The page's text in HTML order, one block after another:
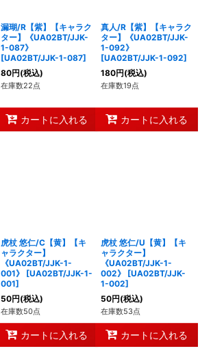
漏瑚/R【紫】【キャラク
ター】《UA02BT/JJK-
1-087》
[UA02BT/JJK-1-087]
80円(税込)
在庫数22点
カートに入れる
真人/R【紫】【キャラク
ター】《UA02BT/JJK-
1-092》
[UA02BT/JJK-1-092]
180円(税込)
在庫数19点
カートに入れる
虎杖 悠仁/C【黄】【キ
ャラクター】
《UA02BT/JJK-1-
001》
[UA02BT/JJK-1-
001]
50円(税込)
在庫数50点
カートに入れる
虎杖 悠仁/U【黄】【キ
ャラクター】
《UA02BT/JJK-1-
002》
[UA02BT/JJK-
1-002]
50円(税込)
在庫数53点
カートに入れる